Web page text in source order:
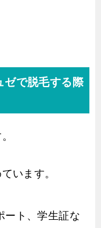
で脱毛する際
います。
ート、学生証な